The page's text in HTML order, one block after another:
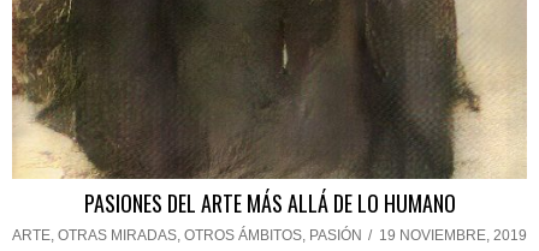
PASIONES DEL ARTE MÁS ALLÁ DE LO HUMANO
ARTE, OTRAS MIRADAS, OTROS ÁMBITOS, PASIÓN / 19 NOVIEMBRE, 2019